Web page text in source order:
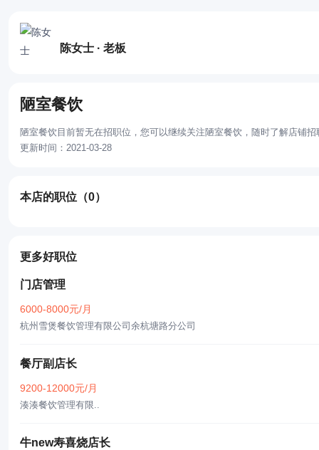
陈女士 · 老板
陋室餐饮
陋室餐饮目前暂无在招职位，您可以继续关注陋室餐饮，随时了解店铺招
更新时间：2021-03-28
本店的职位 （0）
更多好职位
门店管理
6000-8000元/月
杭州雪煲餐饮管理有限公司余杭塘路分公司
餐厅副店长
9200-12000元/月
湊湊餐饮管理有限..
牛new寿喜烧店长